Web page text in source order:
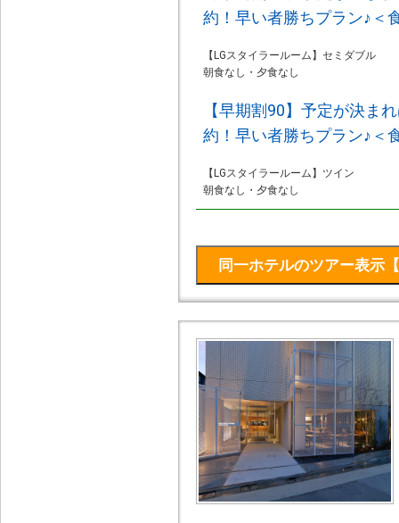
約！早い者勝ちプラン♪＜
【LGスタイラールーム】セミダブル
朝食なし・夕食なし
【早期割90】予定が決ま
約！早い者勝ちプラン♪＜
【LGスタイラールーム】ツイン
朝食なし・夕食なし